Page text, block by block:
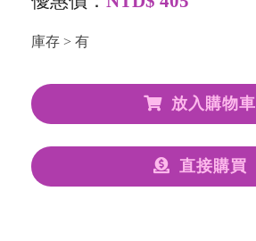
庫存 > 有
放入購物車
直接購買